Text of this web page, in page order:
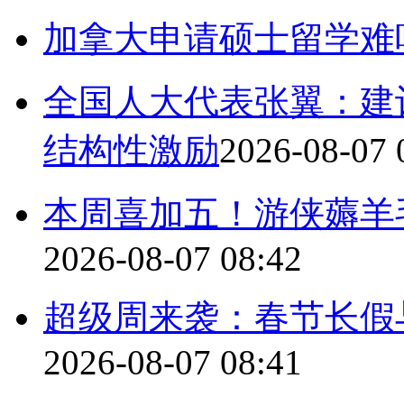
加拿大申请硕士留学难
全国人大代表张翼：
结构性激励2026-08-07
本周喜加五！游侠薅
2026-08-07 08:42
超级周来袭：春节长
2026-08-07 08:41